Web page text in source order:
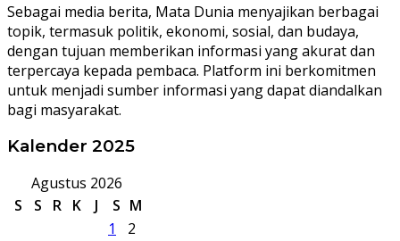
Sebagai media berita, Mata Dunia menyajikan berbagai
topik, termasuk politik, ekonomi, sosial, dan budaya,
dengan tujuan memberikan informasi yang akurat dan
terpercaya kepada pembaca. Platform ini berkomitmen
untuk menjadi sumber informasi yang dapat diandalkan
bagi masyarakat.
Kalender 2025
Agustus 2026
S
S R K J S M
1
2